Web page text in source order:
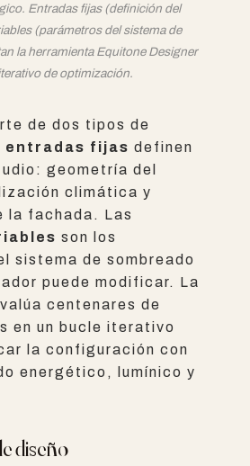
Entradas fijas (definición del
(parámetros del sistema de
la herramienta Equitone Designer
de optimización.
de dos tipos de
entradas fijas definen
geometría del
climática y
la fachada. Las
son los
sistema de sombreado
puede modificar. La
centenares de
en un bucle iterativo
la configuración con
energético, lumínico y
diseño